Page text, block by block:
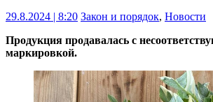
29.8.2024 | 8:20 Закон и порядок, Новости
Продукция продавалась с
маркировкой.